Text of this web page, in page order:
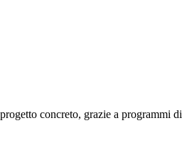
concreto, grazie a programmi